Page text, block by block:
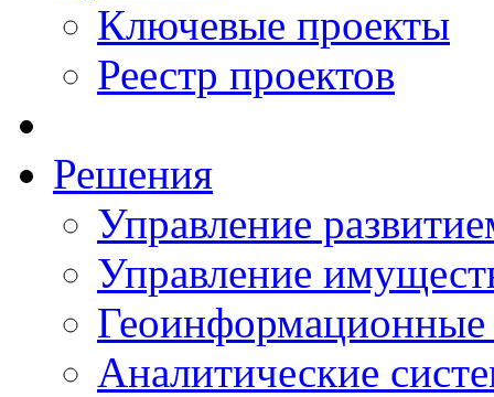
Ключевые проекты
Реестр проектов
Решения
Управление
Управление
Аналитические